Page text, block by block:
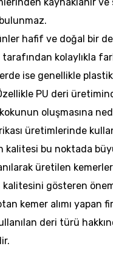
hafif ve doğal bir
kolaylıkla
ise genellikle
PU deri
oluşmasına
üretimlerinde
kalitesi bu noktada
üretilen kemer
kalitesini gösteren
kemer alımı yapan
deri türü